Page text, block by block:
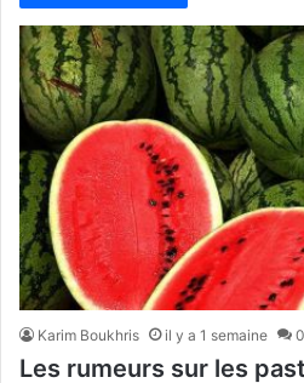
Karim Boukhris il y a 1 semaine 0
Les rumeurs sur les